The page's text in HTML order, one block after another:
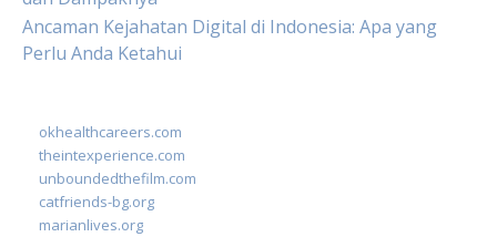
Ancaman Kejahatan Digital di Indonesia: Apa yang
Perlu Anda Ketahui
okhealthcareers.com
theintexperience.com
unboundedthefilm.com
catfriends-bg.org
marianlives.org